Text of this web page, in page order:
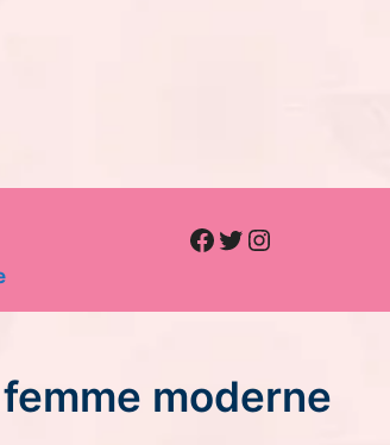
Facebook
Twitter
Instagram
moderne